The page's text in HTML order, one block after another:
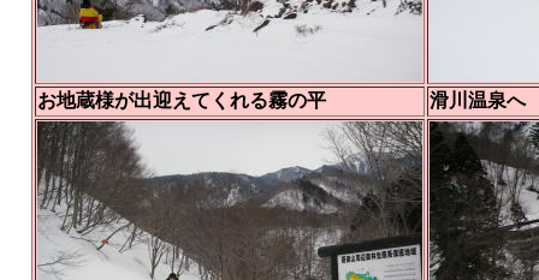
お地蔵様が出迎えてくれる霧の平 滑川温泉へ